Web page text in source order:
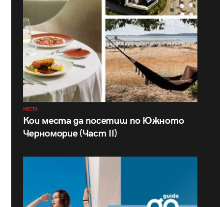
МЕСТА
Кои места да посетиш по Южното
Черноморие (Част II)